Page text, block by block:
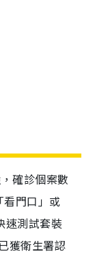
確診個案數
門口」或
速測試套裝
獲衛生署認